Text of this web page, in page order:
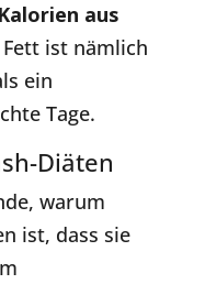
aus
Fett ist nämlich
ein
Tage.
Diäten
warum
ist, dass sie